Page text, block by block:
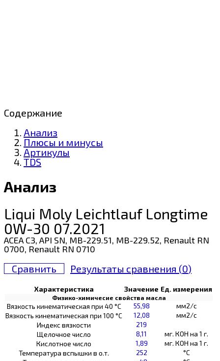
Содержание
Анализ
Плюсы и минусы
Артикулы
TDS
Анализ
Liqui Moly Leichtlauf Longtime
0W-30 07.2021
ACEA C3, API SN, MB-229.51, MB-229.52, Renault RN
0700, Renault RN 0710
Сравнить Результаты сравнения (0)
Характеристика Значение Ед. измерения
Физико-химичесие свойства масла
Вязкость кинематическая при 40 °С 55,98
мм2/с
Вязкость кинематическая при 100 °С
12,08
мм2/с
Индекс вязкости
219
Щелочное число
8,11
мг. КОН на 1 г.
Кислотное число
1,89
мг. КОН на 1 г.
Температура вспышки в о.т.
252
°C